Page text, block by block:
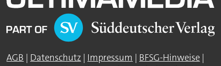
AGB | Datenschutz | Impressum | BFSG-Hinweise |